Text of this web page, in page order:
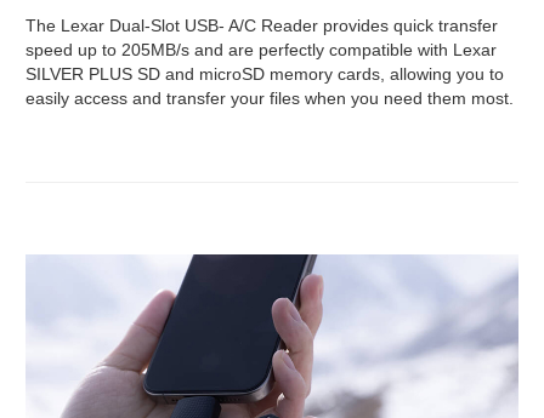
The Lexar Dual-Slot USB- A/C Reader provides quick transfer
speed up to 205MB/s and are perfectly compatible with Lexar
SILVER PLUS SD and microSD memory cards, allowing you to
easily access and transfer your files when you need them most.